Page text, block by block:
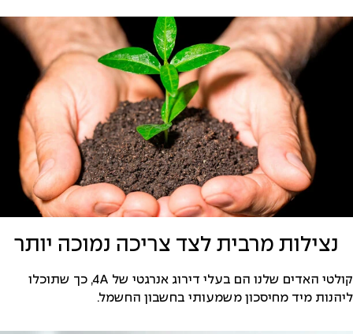
נצילות מרבית לצד צריכה נמוכה יותר
קולטי האדים שלנו הם בעלי דירוג אנרגטי של 4A, כך שתוכלו
ליהנות מיד מחיסכון משמעותי בחשבון החשמל.